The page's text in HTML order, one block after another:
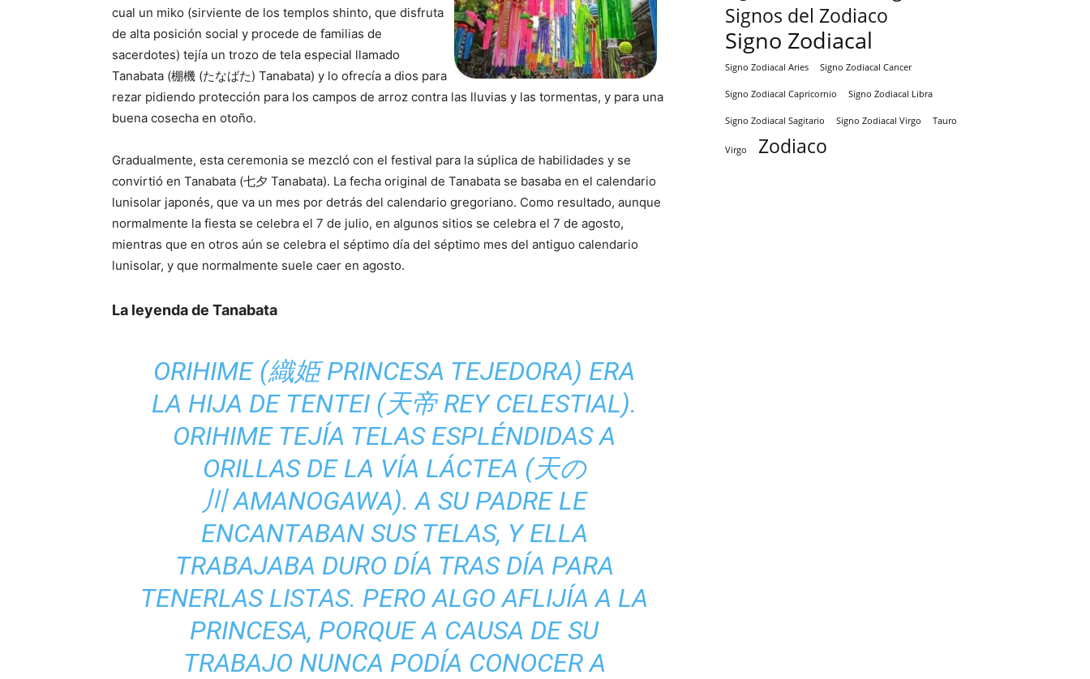
cual un miko (sirviente de los templos shinto, que disfruta
de alta posición social y procede de familias de
sacerdotes) tejía un trozo de tela especial llamado
Tanabata (棚機 (たなばた) Tanabata) y lo ofrecía a dios para
rezar pidiendo protección para los campos de arroz contra las lluvias y las tormentas, y para una
buena cosecha en otoño.
Gradualmente, esta ceremonia se mezcló con el festival para la súplica de habilidades y se
convirtió en Tanabata (七夕 Tanabata). La fecha original de Tanabata se basaba en el calendario
lunisolar japonés, que va un mes por detrás del calendario gregoriano. Como resultado, aunque
normalmente la fiesta se celebra el 7 de julio, en algunos sitios se celebra el 7 de agosto,
mientras que en otros aún se celebra el séptimo día del séptimo mes del antiguo calendario
lunisolar, y que normalmente suele caer en agosto.
La leyenda de Tanabata
ORIHIME (織姫PRINCESA TEJEDORA) ERA
LA HIJA DE TENTEI (天帝REY CELESTIAL).
ORIHIME TEJÍA TELAS ESPLÉNDIDAS A
ORILLAS DE LA VÍA LÁCTEA (天の
川AMANOGAWA). A SU PADRE LE
ENCANTABAN SUS TELAS, Y ELLA
TRABAJABA DURO DÍA TRAS DÍA PARA
TENERLAS LISTAS. PERO ALGO AFLIJÍA A LA
PRINCESA, PORQUE A CAUSA DE SU
TRABAJO NUNCA PODÍA CONOCER A
Signos del Zodiaco
Signo Zodiacal
Signo Zodiacal Aries Signo Zodiacal Cancer
Signo Zodiacal Capricornio Signo Zodiacal Libra
Signo Zodiacal Sagitario Signo Zodiacal Virgo Tauro
Virgo Zodiaco